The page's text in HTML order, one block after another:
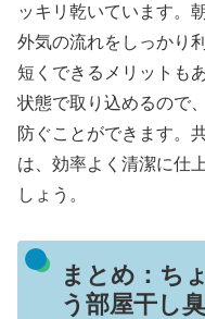
ッキリ乾いています。
外気の流れをしっかり
短くできるメリットも
状態で取り込めるので
防ぐことができます。
は、効率よく清潔に仕
しょう。
まとめ：ち
う部屋干し